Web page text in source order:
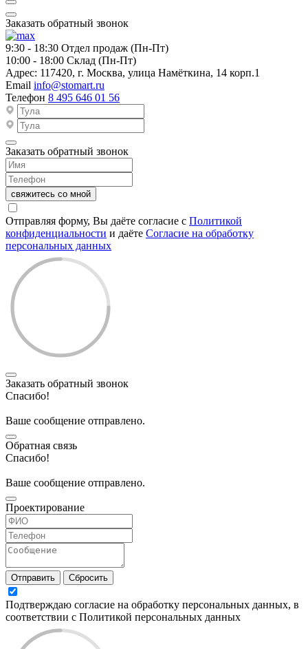
Заказать обратный звонок
9:30 - 18:30 Отдел продаж (Пн-Пт)
10:00 - 18:00 Склад (Пн-Пт)
Адрес: 117420, г. Москва, улица Намёткина, 14 корп.1
Email info@stomart.ru
Телефон 8 495 646 01 56
Заказать обратный звонок
свяжитесь со мной
Отправляя форму, Вы даёте согласие с Политикой
конфиденциальности и даёте Согласие на обработку
персональных данных
Заказать обратный звонок
Спасибо!
Ваше сообщение отправлено.
Обратная связь
Спасибо!
Ваше сообщение отправлено.
Проектирование
Отправить Сбросить
Подтверждаю согласие на обработку персональных данных, в
соответствии с Политикой персональных данных